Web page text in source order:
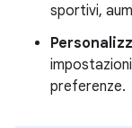
sportivi,
preferenze.